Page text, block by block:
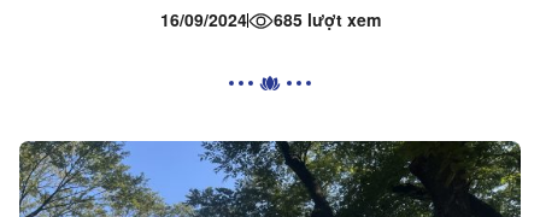
16/09/2024 685 lượt xem